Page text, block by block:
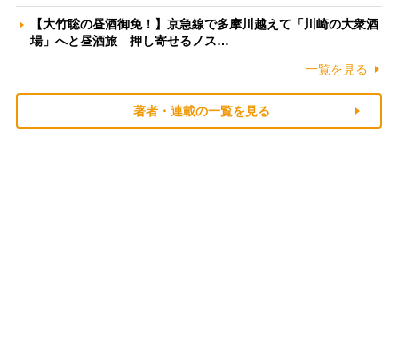
【大竹聡の昼酒御免！】京急線で多摩川越えて「川崎の大衆酒
場」へと昼酒旅 押し寄せるノス…
一覧を見る
著者・連載の一覧を見る